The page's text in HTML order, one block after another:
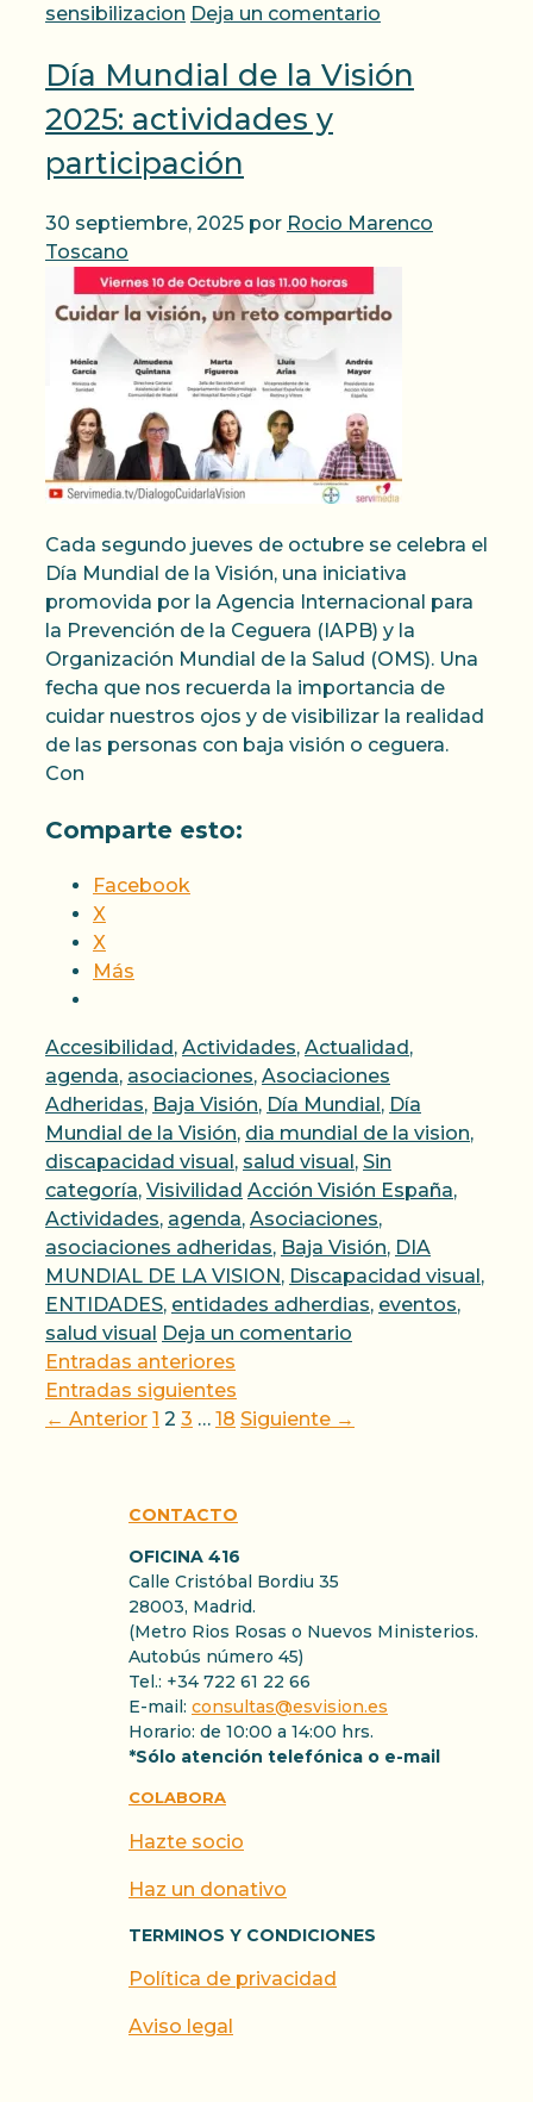
sensibilizacion Deja un comentario
Día Mundial de la Visión
2025: actividades y
participación
30 septiembre, 2025 por Rocio Marenco
Toscano
Cada segundo jueves de octubre se celebra el
Día Mundial de la Visión, una iniciativa
promovida por la Agencia Internacional para
la Prevención de la Ceguera (IAPB) y la
Organización Mundial de la Salud (OMS). Una
fecha que nos recuerda la importancia de
cuidar nuestros ojos y de visibilizar la realidad
de las personas con baja visión o ceguera.
Con
Comparte esto:
Facebook
X
X
Más
Categorías
Accesibilidad , Actividades, Actualidad ,
agenda, asociaciones, Asociaciones
Adheridas, Baja Visión, Día Mundial , Día
Mundial de la Visión, dia mundial de la vision,
discapacidad visual , salud visual , Sin
categoría, Visivilidad Etiquetas
Acción Visión España,
Actividades, agenda, Asociaciones,
asociaciones adheridas, Baja Visión, DIA
MUNDIAL DE LA VISION , Discapacidad visual ,
ENTIDADES, entidades adherdias, eventos,
salud visual
Deja un comentario
Entradas anteriores
Entradas siguientes
← Anterior Página
1 Página
2 Página
3 … Página
18 Siguiente →
CONTACTO
OFICINA 416
Calle Cristóbal Bordiu 35
28003, Madrid.
(Metro Rios Rosas o Nuevos Ministerios.
Autobús número 45)
Tel.: +34 722 61 22 66
E-mail: consultas@esvision.es
Horario: de 10:00 a 14:00 hrs.
*Sólo atención telefónica o e-mail
COLABORA
Hazte socio
Haz un donativo
TERMINOS Y CONDICIONES
Política de privacidad
Aviso legal